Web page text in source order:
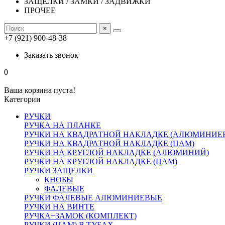
ПРОЧЕЕ
×
+7 (921) 900-48-38
Заказать звонок
0
Ваша корзина пуста!
Категории
РУЧКИ
РУЧКА НА ПЛАНКЕ
РУЧКИ НА КВАДРАТНОЙ НАКЛАДКЕ
РУЧКИ НА КВАДРАТНОЙ НАКЛАДКЕ (ЦАМ)
РУЧКИ НА КРУГЛОЙ НАКЛАДКЕ (АЛЮМИНИЙ)
РУЧКИ НА КРУГЛОЙ НАКЛАДКЕ (ЦАМ)
РУЧКИ ЗАЩЕЛКИ
КНОБЫ
ФАЛЕВЫЕ
РУЧКИ ФАЛЕВЫЕ АЛЮМИНИЕВЫЕ
РУЧКИ НА ВИНТЕ
РУЧКА+ЗАМОК (КОМПЛЕКТ)